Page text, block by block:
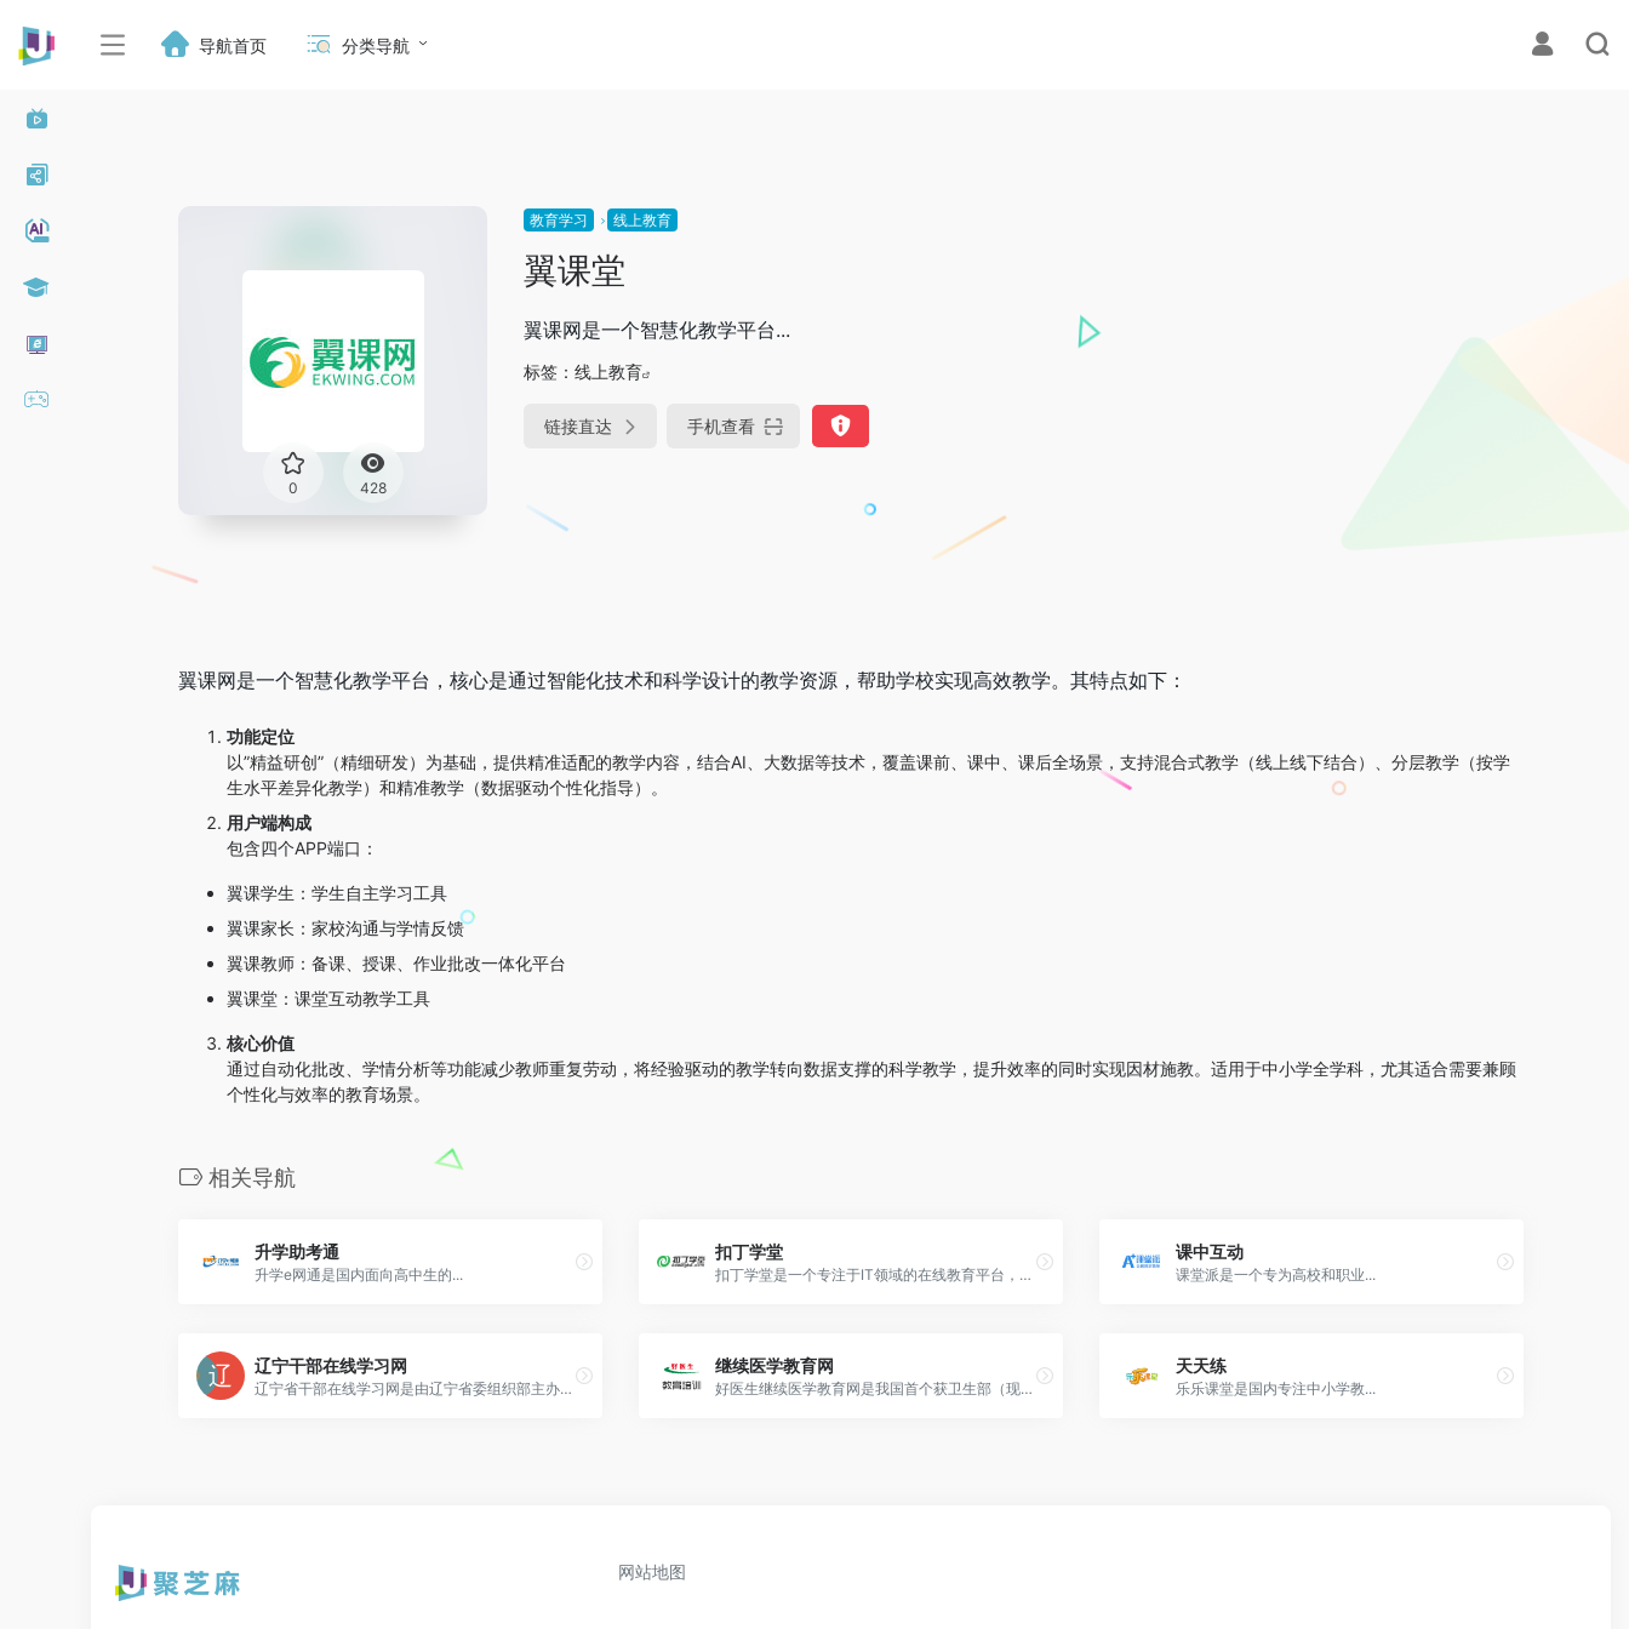
导航首页 分类导航
0 428
教育学习 线上教育
翼课堂
翼课网是一个智慧化教学平台...
标签： 线上教育
链接直达 手机查看
翼课网是一个智慧化教学平台，核心是通过智能化技术和科学设计的教学资源，帮助学校实现高效教学。其特点如下：
功能定位
以”精益研创”（精细研发）为基础，提供精准适配的教学内容，结合AI、大数据等技术，覆盖课前、课中、课后全场景，支持混合式教学（线上线下结合）、分层教学（按学
生水平差异化教学）和精准教学（数据驱动个性化指导）。
用户端构成
包含四个APP端口：
翼课学生：学生自主学习工具
翼课家长：家校沟通与学情反馈
翼课教师：备课、授课、作业批改一体化平台
翼课堂：课堂互动教学工具
核心价值
通过自动化批改、学情分析等功能减少教师重复劳动，将经验驱动的教学转向数据支撑的科学教学，提升效率的同时实现因材施教。适用于中小学全学科，尤其适合需要兼顾
个性化与效率的教育场景。
相关导航
升学助考通
升学e网通是国内面向高中生的...
扣丁学堂
扣丁学堂是一个专注于IT领域的在线教育平台，成立于2015年。提供直播视频课程，涵盖IT培训和学习内容
课中互动
课堂派是一个专为高校和职业...
辽宁干部在线学习网
辽宁省干部在线学习网是由辽宁省委组织部主办的官方干部教育平台，主要功能是为全省干部提供便捷的线上学习服务。
继续医学教育网
好医生继续医学教育网是我国首个获卫生部（现国家卫健委）批准的远程医学教育平台
天天练
乐乐课堂是国内专注中小学教...
网站地图